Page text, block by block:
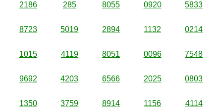
2186 285 8055 0920 5833
8723 5019 2894 1132 0214
1015 4119 8051 0096 7548
9692 4203 6566 2025 0803
1350 3759 8914 1156 4114